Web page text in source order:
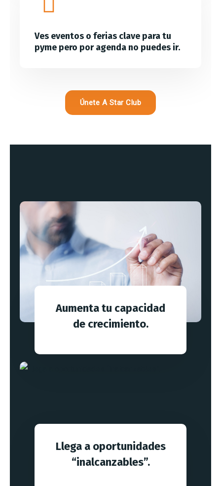
Ves eventos o ferias clave para tu
pyme pero por agenda no puedes ir.
Únete A Star Club
Aumenta tu capacidad
de crecimiento.
Llega a oportunidades
“inalcanzables”.